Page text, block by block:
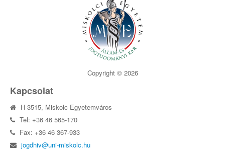
Copyright © 2026
Kapcsolat
H-3515, Miskolc Egyetemváros
Tel: +36 46 565-170
Fax: +36 46 367-933
jogdhiv@uni-miskolc.hu